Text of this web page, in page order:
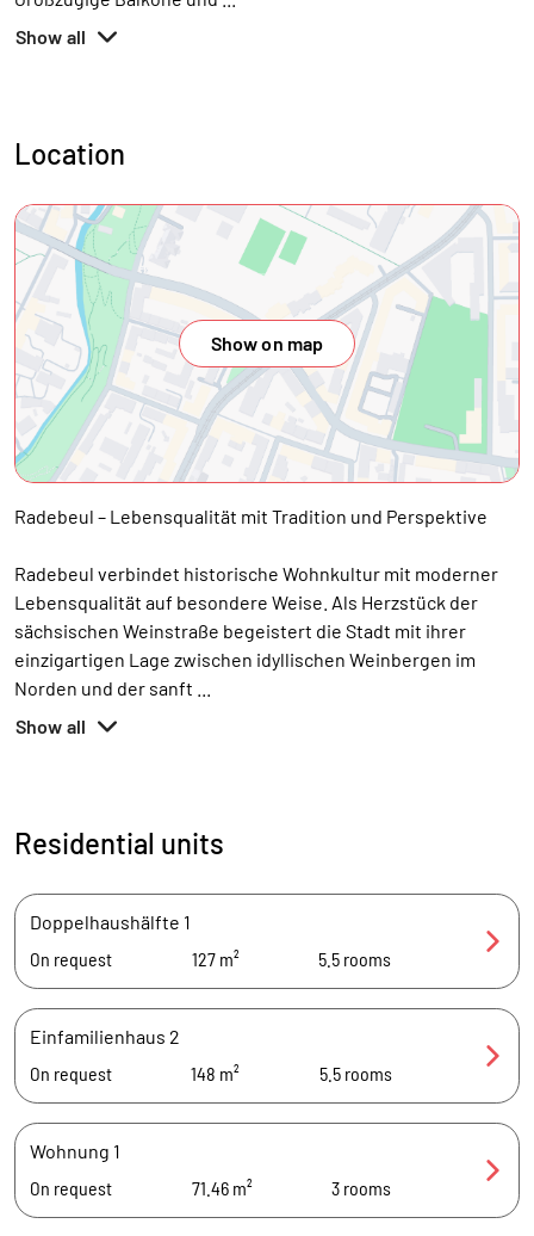
Show all
Location
Show on map
Radebeul – Lebensqualität mit Tradition und Perspektive
Radebeul verbindet historische Wohnkultur mit moderner
Lebensqualität auf besondere Weise. Als Herzstück der
sächsischen Weinstraße begeistert die Stadt mit ihrer
einzigartigen Lage zwischen idyllischen Weinbergen im
Norden und der sanft
Show all
Residential units
Doppelhaushälfte 1
On request
127 m² 5.5 rooms
Einfamilienhaus 2
On request
148 m² 5.5 rooms
Wohnung 1
On request
71.46 m² 3 rooms